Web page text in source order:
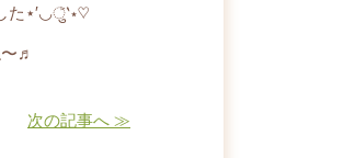
た⋆′◡ु͐‵⋆♡
♬
次の記事へ ≫